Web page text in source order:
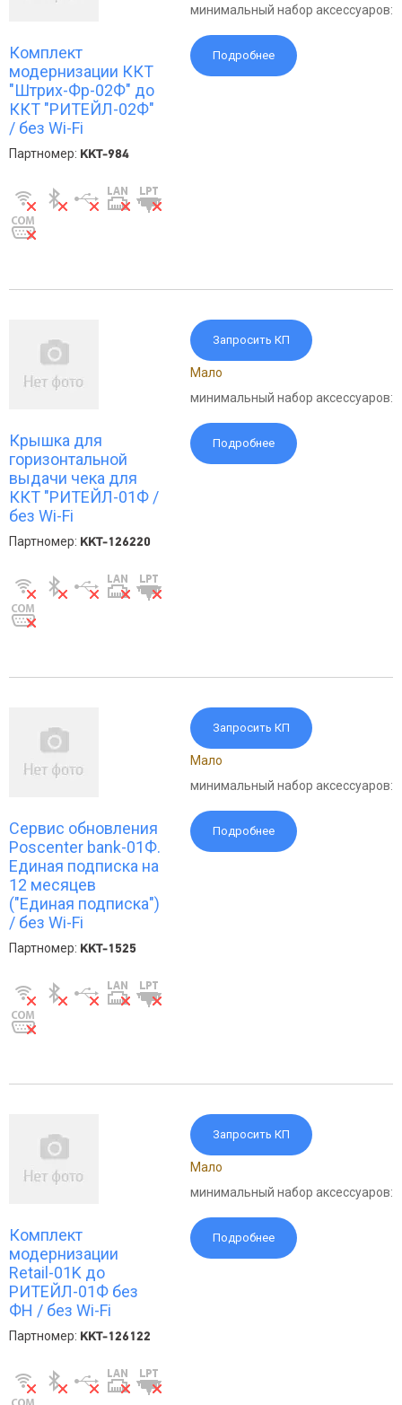
минимальный набор аксессуаров:
Подробнее
Комплект
модернизации ККТ
"Штрих-Фр-02Ф" до
ККТ "РИТЕЙЛ-02Ф"
/ без Wi-Fi
Партномер: KKT-984
Запросить КП
Мало
минимальный набор аксессуаров:
Подробнее
Крышка для
горизонтальной
выдачи чека для
ККТ "РИТЕЙЛ-01Ф /
без Wi-Fi
Партномер: KKT-126220
Запросить КП
Мало
минимальный набор аксессуаров:
Подробнее
Сервис обновления
Poscenter bank-01Ф.
Единая подписка на
12 месяцев
("Единая подписка")
/ без Wi-Fi
Партномер: KKT-1525
Запросить КП
Мало
минимальный набор аксессуаров:
Подробнее
Комплект
модернизации
Retail-01K до
РИТЕЙЛ-01Ф без
ФН / без Wi-Fi
Партномер: KKT-126122